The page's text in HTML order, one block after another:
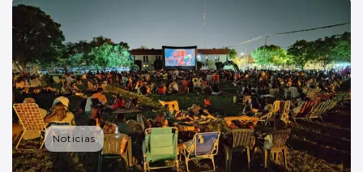
Noticias